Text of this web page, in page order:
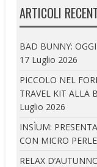
ARTICOLI
BAD BUNNY:
17 Luglio 2026
PICCOLO NEL
TRAVEL KIT ALLA
Luglio 2026
INSÌUM:
CON MICRO
RELAX